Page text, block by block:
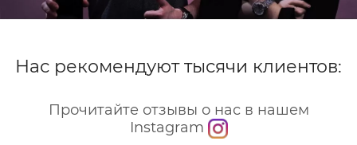
Нас рекомендуют тысячи клиентов:
Прочитайте отзывы о нас в нашем
Instagram